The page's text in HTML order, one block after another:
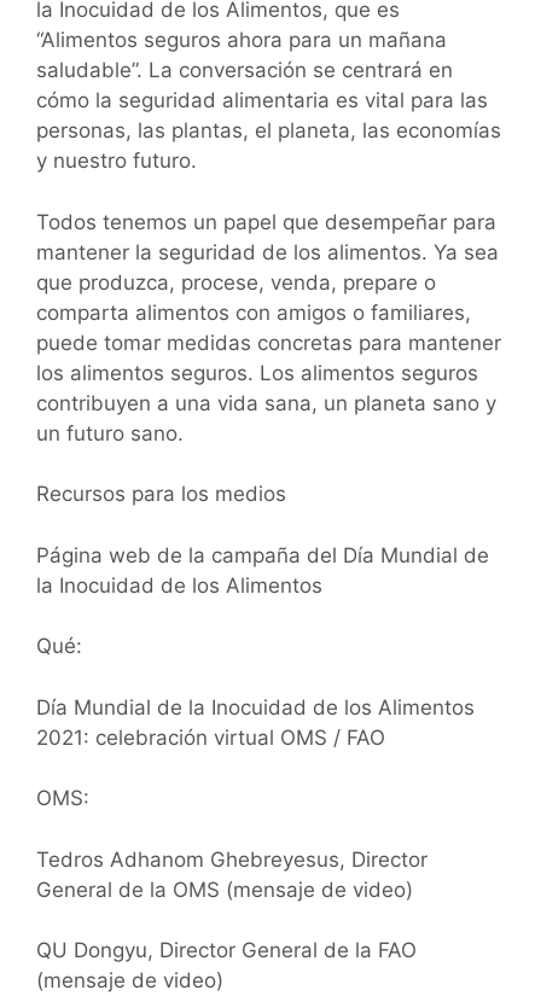
la Inocuidad de los Alimentos, que es
“Alimentos seguros ahora para un mañana
saludable”. La conversación se centrará en
cómo la seguridad alimentaria es vital para las
personas, las plantas, el planeta, las economías
y nuestro futuro.
Todos tenemos un papel que desempeñar para
mantener la seguridad de los alimentos. Ya sea
que produzca, procese, venda, prepare o
comparta alimentos con amigos o familiares,
puede tomar medidas concretas para mantener
los alimentos seguros. Los alimentos seguros
contribuyen a una vida sana, un planeta sano y
un futuro sano.
Recursos para los medios
Página web de la campaña del Día Mundial de
la Inocuidad de los Alimentos
Qué:
Día Mundial de la Inocuidad de los Alimentos
2021: celebración virtual OMS / FAO
OMS:
Tedros Adhanom Ghebreyesus, Director
General de la OMS (mensaje de video)
QU Dongyu, Director General de la FAO
(mensaje de video)